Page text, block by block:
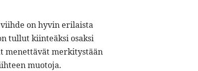
on hyvin erilaista
tullut kiinteäksi osaksi
menettävät merkitystään
muotoja.